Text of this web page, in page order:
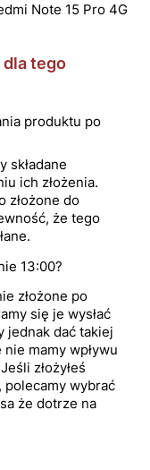
Note 15 Pro 4G
dla tego
produktu po
składane
ich złożenia.
złożone do
że tego
13:00?
złożone po
się je wysłać
jednak dać takiej
mamy wpływu
złożyłeś
polecamy wybrać
że dotrze na